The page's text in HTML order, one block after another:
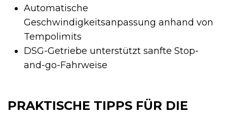
Automatische
Geschwindigkeitsanpassung anhand von
Tempolimits
DSG-Getriebe unterstützt sanfte Stop-
and-go-Fahrweise
PRAKTISCHE TIPPS FÜR DIE